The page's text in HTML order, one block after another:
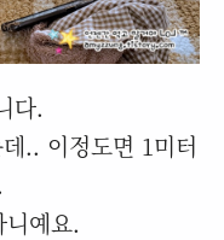
다.
.. 이정도면 1미터
예요.